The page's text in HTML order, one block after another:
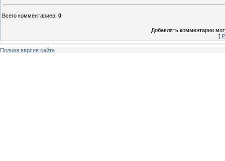
Всего комментариев: 0
Добавлять комментарии
[
Полная версия сайта